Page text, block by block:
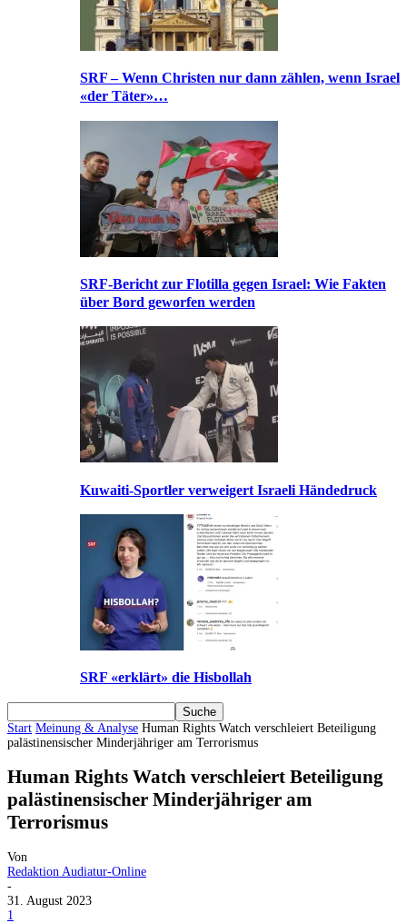
SRF – Wenn Christen nur dann zählen, wenn Israel
«der Täter»…
SRF-Bericht zur Flotilla gegen Israel: Wie Fakten
über Bord geworfen werden
Kuwaiti-Sportler verweigert Israeli Händedruck
SRF «erklärt» die Hisbollah
Start Meinung & Analyse Human Rights Watch verschleiert Beteiligung
palästinensischer Minderjähriger am Terrorismus
Human Rights Watch verschleiert Beteiligung
palästinensischer Minderjähriger am
Terrorismus
Von
Redaktion Audiatur-Online
-
31. August 2023
1